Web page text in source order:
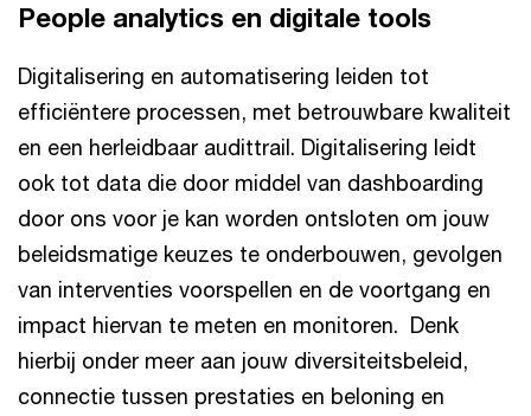
People analytics en digitale tools
Digitalisering en automatisering leiden tot
efficiëntere processen, met betrouwbare kwaliteit
en een herleidbaar audittrail. Digitalisering leidt
ook tot data die door middel van dashboarding
door ons voor je kan worden ontsloten om jouw
beleidsmatige keuzes te onderbouwen, gevolgen
van interventies voorspellen en de voortgang en
impact hiervan te meten en monitoren. Denk
hierbij onder meer aan jouw diversiteitsbeleid,
connectie tussen prestaties en beloning en